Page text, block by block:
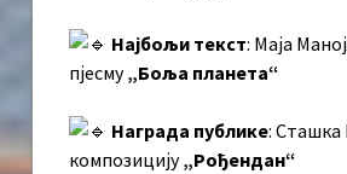
Најбољи текст: Маја
пјесму„Боља планета“
Награда публике:
композицију„Рођендан“